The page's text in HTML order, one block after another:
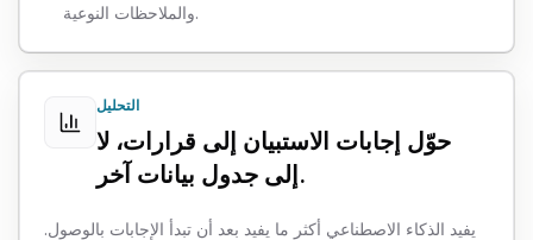
والملاحظات النوعية.
التحليل
حوّل إجابات الاستبيان إلى قرارات، لا
إلى جدول بيانات آخر.
يفيد الذكاء الاصطناعي أكثر ما يفيد بعد أن تبدأ الإجابات بالوصول.